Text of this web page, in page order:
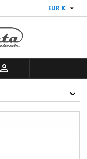
EUR € 
